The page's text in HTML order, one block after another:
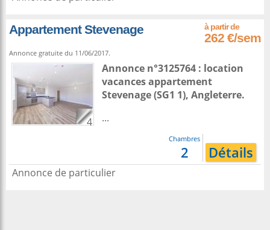
Appartement Stevenage
262 €/sem
Annonce gratuite du 11/06/2017.
4
Annonce n°3125764 : location
vacances appartement
Stevenage(SG1 1), Angleterre.
...
Chambres
2 Détails
Annonce de particulier